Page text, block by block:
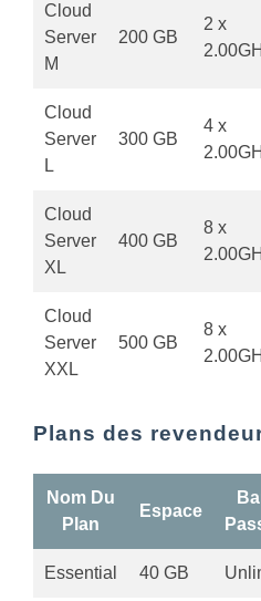
Cloud
Server
M
200 GB
2 x
Cloud
Server
L
300 GB
4 x
Cloud
Server
XL
400 GB
8 x
Cloud
Server
XXL
500 GB
8 x
Plans des
Nom Du
Plan
Espace
Essential 40 GB